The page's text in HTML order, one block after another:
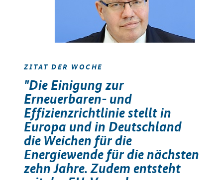
ZITAT DER WOCHE
"Die Einigung zur
Erneuerbaren- und
Effizienzrichtlinie stellt in
Europa und in Deutschland
die Weichen für die
Energiewende für die nächsten
zehn Jahre. Zudem entsteht